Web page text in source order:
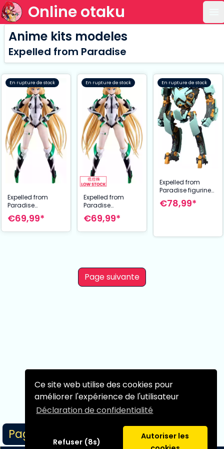
Ce site web utilise des cookies pour
améliorer l'expérience de l'utilisateur
Déclaration de confidentialité
Refuser (8s)
Autoriser les
Online otaku
Page 1/1
Anime kits modeles
Expelled from Paradise
En rupture de stock
Expelled from
Paradise
maquette 1/20
PLAMATEA Angela
€69,99*
En rupture de stock
Expelled from
Paradise
maquette 1/20
PLAMATEA Angela
€69,99*
En rupture de stock
Expelled from
Paradise figurine
Moderoid Plastic
Model Kit New
€78,99*
Page suivante